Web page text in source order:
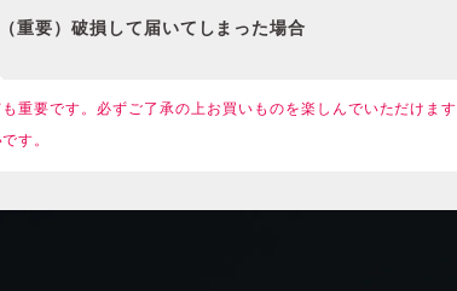
重要）破損して届いてしまった場合
重要です。必ずご了承の上お買いものを楽しんでいただけます
す。